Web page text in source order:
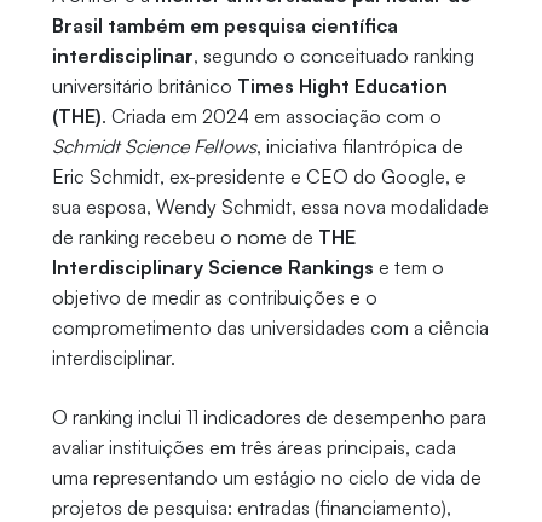
Brasil também em pesquisa científica
interdisciplinar, segundo o conceituado ranking
universitário britânico Times Hight Education
(THE). Criada em 2024 em associação com o
Schmidt Science Fellows, iniciativa filantrópica de
Eric Schmidt, ex-presidente e CEO do Google, e
sua esposa, Wendy Schmidt, essa nova modalidade
de ranking recebeu o nome de THE
Interdisciplinary Science Rankings e tem o
objetivo de medir as contribuições e o
comprometimento das universidades com a ciência
interdisciplinar.
O ranking inclui 11 indicadores de desempenho para
avaliar instituições em três áreas principais, cada
uma representando um estágio no ciclo de vida de
projetos de pesquisa: entradas (financiamento),